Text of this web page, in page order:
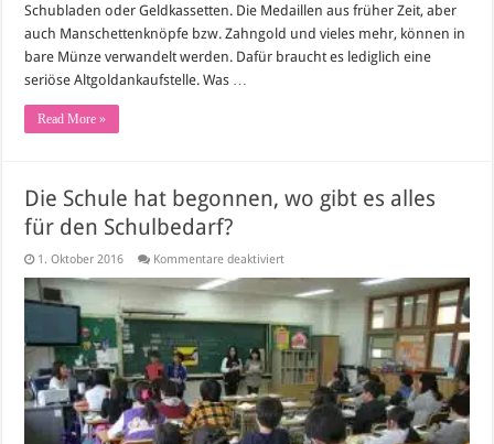
Schubladen oder Geldkassetten. Die Medaillen aus früher Zeit, aber
auch Manschettenknöpfe bzw. Zahngold und vieles mehr, können in
bare Münze verwandelt werden. Dafür braucht es lediglich eine
seriöse Altgoldankaufstelle. Was …
Read More »
Die Schule hat begonnen, wo gibt es alles
für den Schulbedarf?
1. Oktober 2016 Kommentare deaktiviertfür
Schule
hat
wo
gibt
es
alles
für
den
Schulbedarf?